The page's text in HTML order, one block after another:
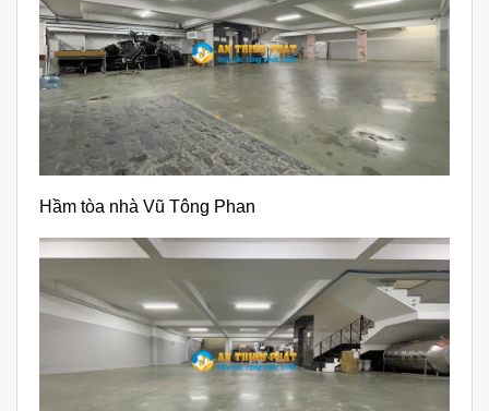
Hầm tòa nhà Vũ Tông Phan